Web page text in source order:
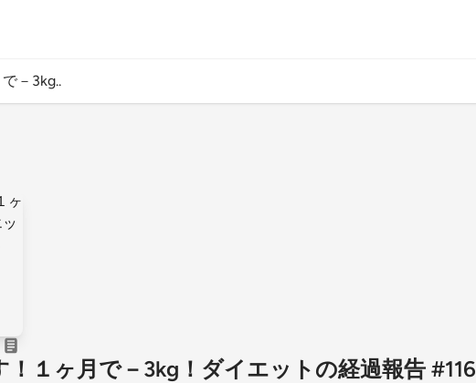
－3kg..
！１ヶ月で－3kg！ダイエットの経過報告 #116